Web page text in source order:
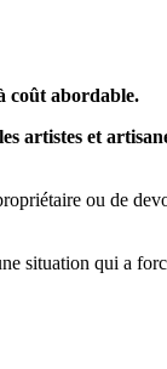
coût abordable.
artistes et
ou de
situation qui a